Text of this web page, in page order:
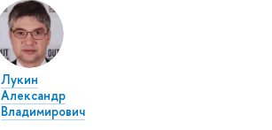
Лукин
Александр
Владимирович